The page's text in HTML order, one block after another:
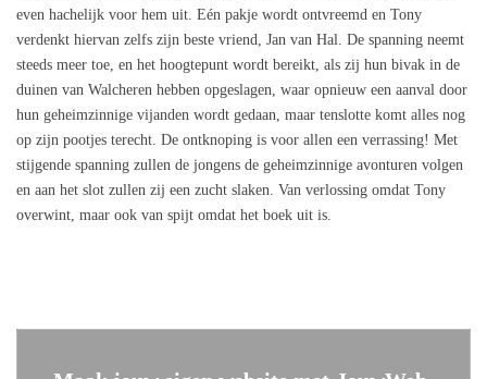
even hachelijk voor hem uit. Eén pakje wordt ontvreemd en Tony
verdenkt hiervan zelfs zijn beste vriend, Jan van Hal. De spanning neemt
steeds meer toe, en het hoogtepunt wordt bereikt, als zij hun bivak in de
duinen van Walcheren hebben opgeslagen, waar opnieuw een aanval door
hun geheimzinnige vijanden wordt gedaan, maar tenslotte komt alles nog
op zijn pootjes terecht. De ontknoping is voor allen een verrassing! Met
stijgende spanning zullen de jongens de geheimzinnige avonturen volgen
en aan het slot zullen zij een zucht slaken. Van verlossing omdat Tony
overwint, maar ook van spijt omdat het boek uit is.